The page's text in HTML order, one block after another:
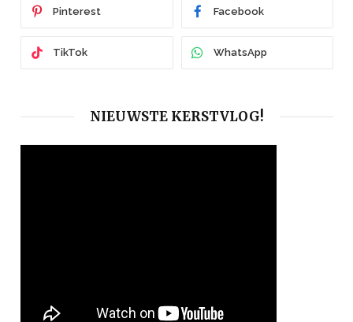
Pinterest Facebook
TikTok WhatsApp
NIEUWSTE KERSTVLOG!